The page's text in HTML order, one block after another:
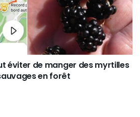
éviter de manger des myrtilles
en forêt